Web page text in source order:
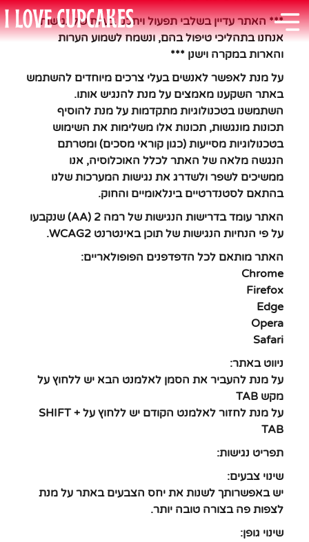
*** האתר עדיין בשלבי תפעול ויתכנו בעיות של נגישות,
אנחנו בתהליכי טיפול בהם, ונשמח לשמוע הערות
והארות במקרה וישנן ***
על מנת לאפשר לאנשים בעלי צרכים מיוחדים להשתמש
באתר השקענו מאמצים על מנת להנגיש אותו.
השתמשנו בטכנולוגיות מתקדמות על מנת להוסיף
תכונות מונגשות, תכונות אלו משלימות את השימוש
בטכנולוגיות מסייעות (כגון קוראי מסכים) ומטרתם
הנגשה מלאה של האתר לכלל האוכלוסיה, אנו
ממשיכים לשפר ולשדרג את נגישות המערכות שלנו
בהתאם לסטנדרטיים בינלאומיים והחוק.
האתר עומד בדרישות הנגישות של רמה 2 (AA) שנקבעו
על פי הנחיות הנגישות של תוכן באינטרנט WCAG2.
האתר מותאם לכל הדפדפנים הפופולאריים:
Chrome
Firefox
Edge
Opera
Safari
ניווט באתר:
על מנת להעביר את הסמן לאלמנט הבא יש ללחוץ על
מקש TAB
על מנת לחזור לאלמנט הקודם יש ללחוץ על SHIFT +
TAB
תפריט נגישות:
שינוי צבעים:
יש באפשרותך לשנות את יחס הצבעים באתר על מנת
לצפות פה בצורה טובה יותר.
שינוי גופן: